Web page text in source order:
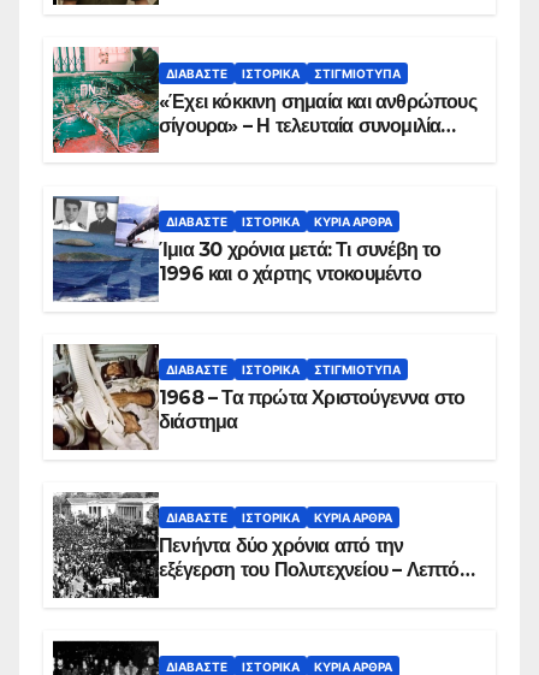
ΔΙΑΒΆΣΤΕ ΙΣΤΟΡΙΚΆ ΣΤΙΓΜΙΌΤΥΠΑ
«Έχει κόκκινη σημαία και ανθρώπους
σίγουρα» – Η τελευταία συνομιλία
ΔΙΑΒΆΣΤΕ ΙΣΤΟΡΙΚΆ ΚΥΡΙΑ ΑΡΘΡΑ
Ίμια 30 χρόνια μετά: Τι συνέβη το
1996 και ο χάρτης ντοκουμέντο
ΔΙΑΒΆΣΤΕ ΙΣΤΟΡΙΚΆ ΣΤΙΓΜΙΌΤΥΠΑ
1968 – Τα πρώτα Χριστούγεννα στο
διάστημα
ΔΙΑΒΆΣΤΕ ΙΣΤΟΡΙΚΆ ΚΥΡΙΑ ΑΡΘΡΑ
Πενήντα δύο χρόνια από την
εξέγερση του Πολυτεχνείου – Λεπτό
ΔΙΑΒΆΣΤΕ ΙΣΤΟΡΙΚΆ ΚΥΡΙΑ ΑΡΘΡΑ